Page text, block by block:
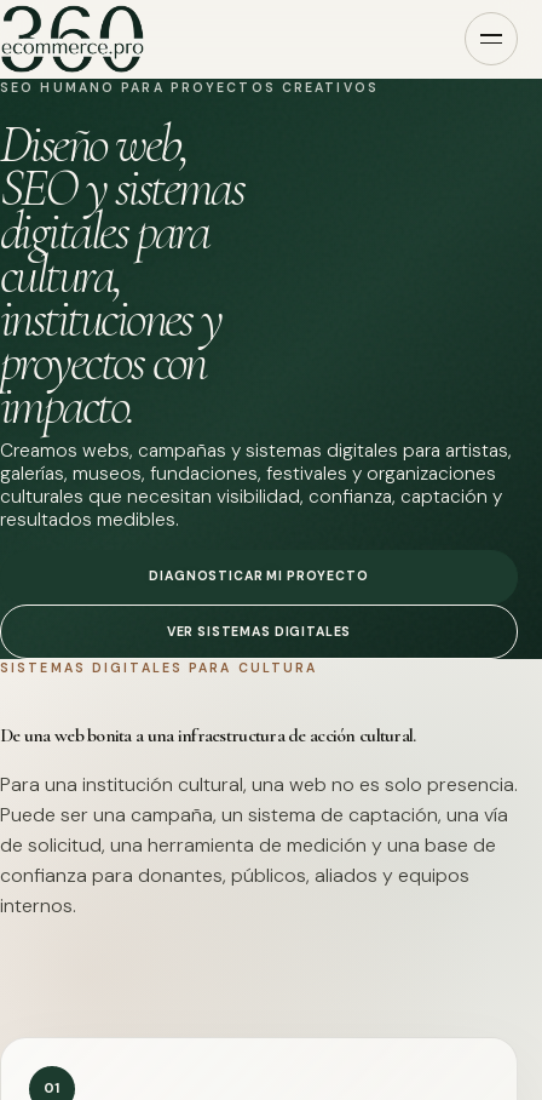
SEO HUMANO PARA PROYECTOS CREATIVOS
Diseño web,
SEO y sistemas
digitales para
cultura,
instituciones y
proyectos con
impacto.
Creamos webs, campañas y sistemas digitales para artistas,
galerías, museos, fundaciones, festivales y organizaciones
culturales que necesitan visibilidad, confianza, captación y
resultados medibles.
DIAGNOSTICAR MI PROYECTO
VER SISTEMAS DIGITALES
SISTEMAS DIGITALES PARA CULTURA
De una web bonita a una infraestructura de acción cultural.
Para una institución cultural, una web no es solo presencia.
Puede ser una campaña, un sistema de captación, una vía
de solicitud, una herramienta de medición y una base de
confianza para donantes, públicos, aliados y equipos
internos.
01